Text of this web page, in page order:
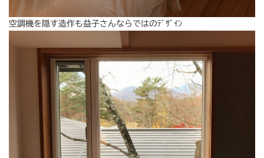
空調機を隠す造作も益子さんならではのﾃﾞｻﾞｲﾝ